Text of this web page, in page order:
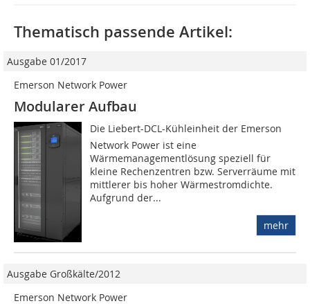
Thematisch passende Artikel:
Ausgabe 01/2017
Emerson Network Power
Modularer Aufbau
Die Liebert-DCL-Kühleinheit der Emerson
Network Power ist eine
Wärmemanagementlösung speziell für
kleine Rechenzentren bzw. Serverräume mit
mittlerer bis hoher Wärmestromdichte.
Aufgrund der...
mehr
Ausgabe Großkälte/2012
Emerson Network Power